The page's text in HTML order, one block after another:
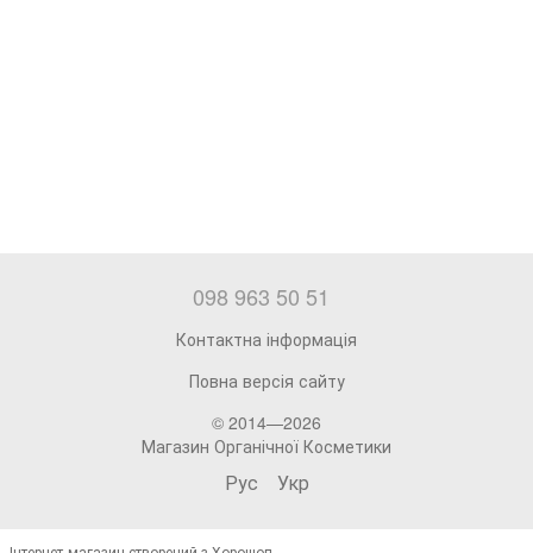
098 963 50 51
Контактна інформація
Повна версія сайту
© 2014—2026
Магазин Органічної Косметики
Рус Укр